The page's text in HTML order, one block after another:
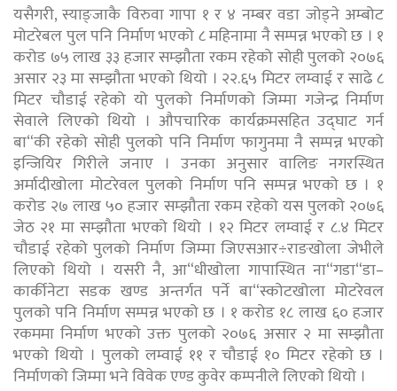
यसैगरी, स्याङ्जाकै विरुवा गापा १ र ४ नम्बर वडा जोड्ने अम्बोट
मोटरेबल पुल पनि निर्माण भएको ८ महिनामा नै सम्पन्न भएको छ । १
करोड ७५ लाख ३३ हजार सम्झौता रकम रहेको सोही पुलको २०७६
असार २३ मा सम्झौता भएको थियो । २२.६५ मिटर लम्वाई र साढे ८
मिटर चौडाई रहेको यो पुलको निर्माणको जिम्मा गजेन्द्र निर्माण
सेवाले लिएको थियो । औपचारिक कार्यक्रमसहित उद्घाट गर्न
बा“की रहेको सोही पुलको पनि निर्माण फागुनमा नै सम्पन्न भएको
इन्जियिर गिरीले जनाए । उनका अनुसार वालिङ नगरस्थित
अर्मादीखोला मोटरेवल पुलको निर्माण पनि सम्पन्न भएको छ । १
करोड २७ लाख ५० हजार सम्झौता रकम रहेको यस पुलको २०७६
जेठ २१ मा सम्झौता भएको थियो । १२ मिटर लम्वाई र ८.४ मिटर
चौडाई रहेको पुलको निर्माण जिम्मा जिएसआर÷राङखोला जेभीले
लिएको थियो । यसरी नै, आ“धीखोला गापास्थित ना“गडा“डा–
कार्कीनेटा सडक खण्ड अन्तर्गत पर्ने बा“स्कोटखोला मोटरेवल
पुलको पनि निर्माण सम्पन्न भएको छ । १ करोड १८ लाख ६० हजार
रकममा निर्माण भएको उक्त पुलको २०७६ असार २ मा सम्झौता
भएको थियो । पुलको लम्वाई ११ र चौडाई १० मिटर रहेको छ ।
निर्माणको जिम्मा भने विवेक एण्ड कुवेर कम्पनीले लिएको थियो ।